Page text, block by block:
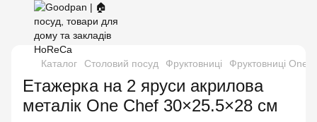
Каталог Столовий посуд Фруктовниці Фруктовниці One
Етажерка на 2 яруси акрилова
металік One Chef 30×25.5×28 см